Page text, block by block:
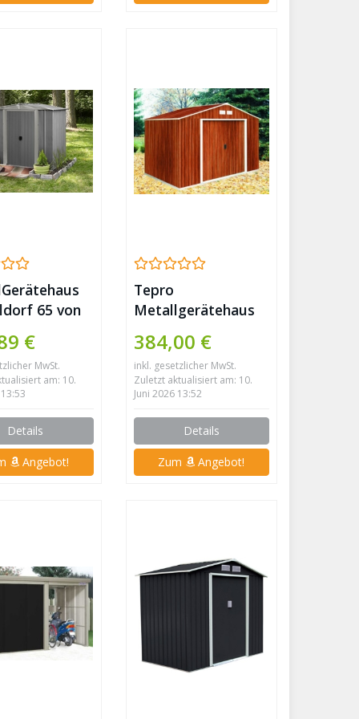
65 von
€
MwSt.
am: 10.
Details
Angebot!
Tepro
Metallgerätehaus
Holzoptik
384,00 €
inkl. gesetzlicher MwSt.
Zuletzt aktualisiert am: 10.
Juni 2026 13:52
Details
Zum Angebot!